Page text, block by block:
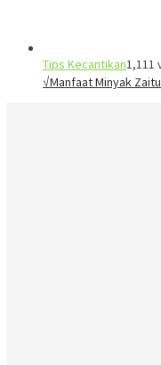
Tips Kecantikan1,111
√Manfaat Minyak